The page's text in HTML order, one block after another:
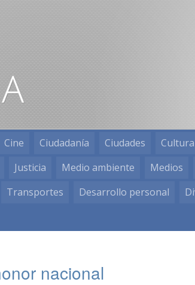
Cine Ciudadanía Ciudades Cultura
Justicia Medio ambiente Medios
Transportes Desarrollo personal
nacional